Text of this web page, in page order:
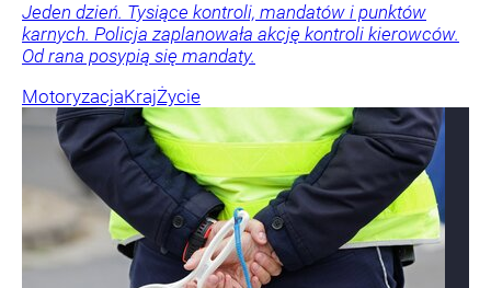
Jeden dzień. Tysiące kontroli, mandatów i punktów
karnych. Policja zaplanowała akcję kontroli kierowców.
Od rana posypią się mandaty.
MotoryzacjaKrajŻycie